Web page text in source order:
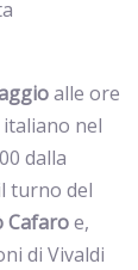
alle ore
nel
dalla
turno del
Cafaroe,
di Vivaldi